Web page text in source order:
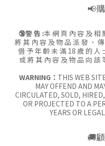
📢
🔞警 告 :本 網 頁 內 容 及 相
將 其 內 容 及 物 品 派 發 、
借 予 年 齡 未 滿 18 歲 的 人
或 將 其 內 容 及 物 品 向 該
WARNING： THIS WEB
MAY OFFEND AND
CIRCULATED, SOLD,
OR PROJECTED TO A
YEARS OR
🚚